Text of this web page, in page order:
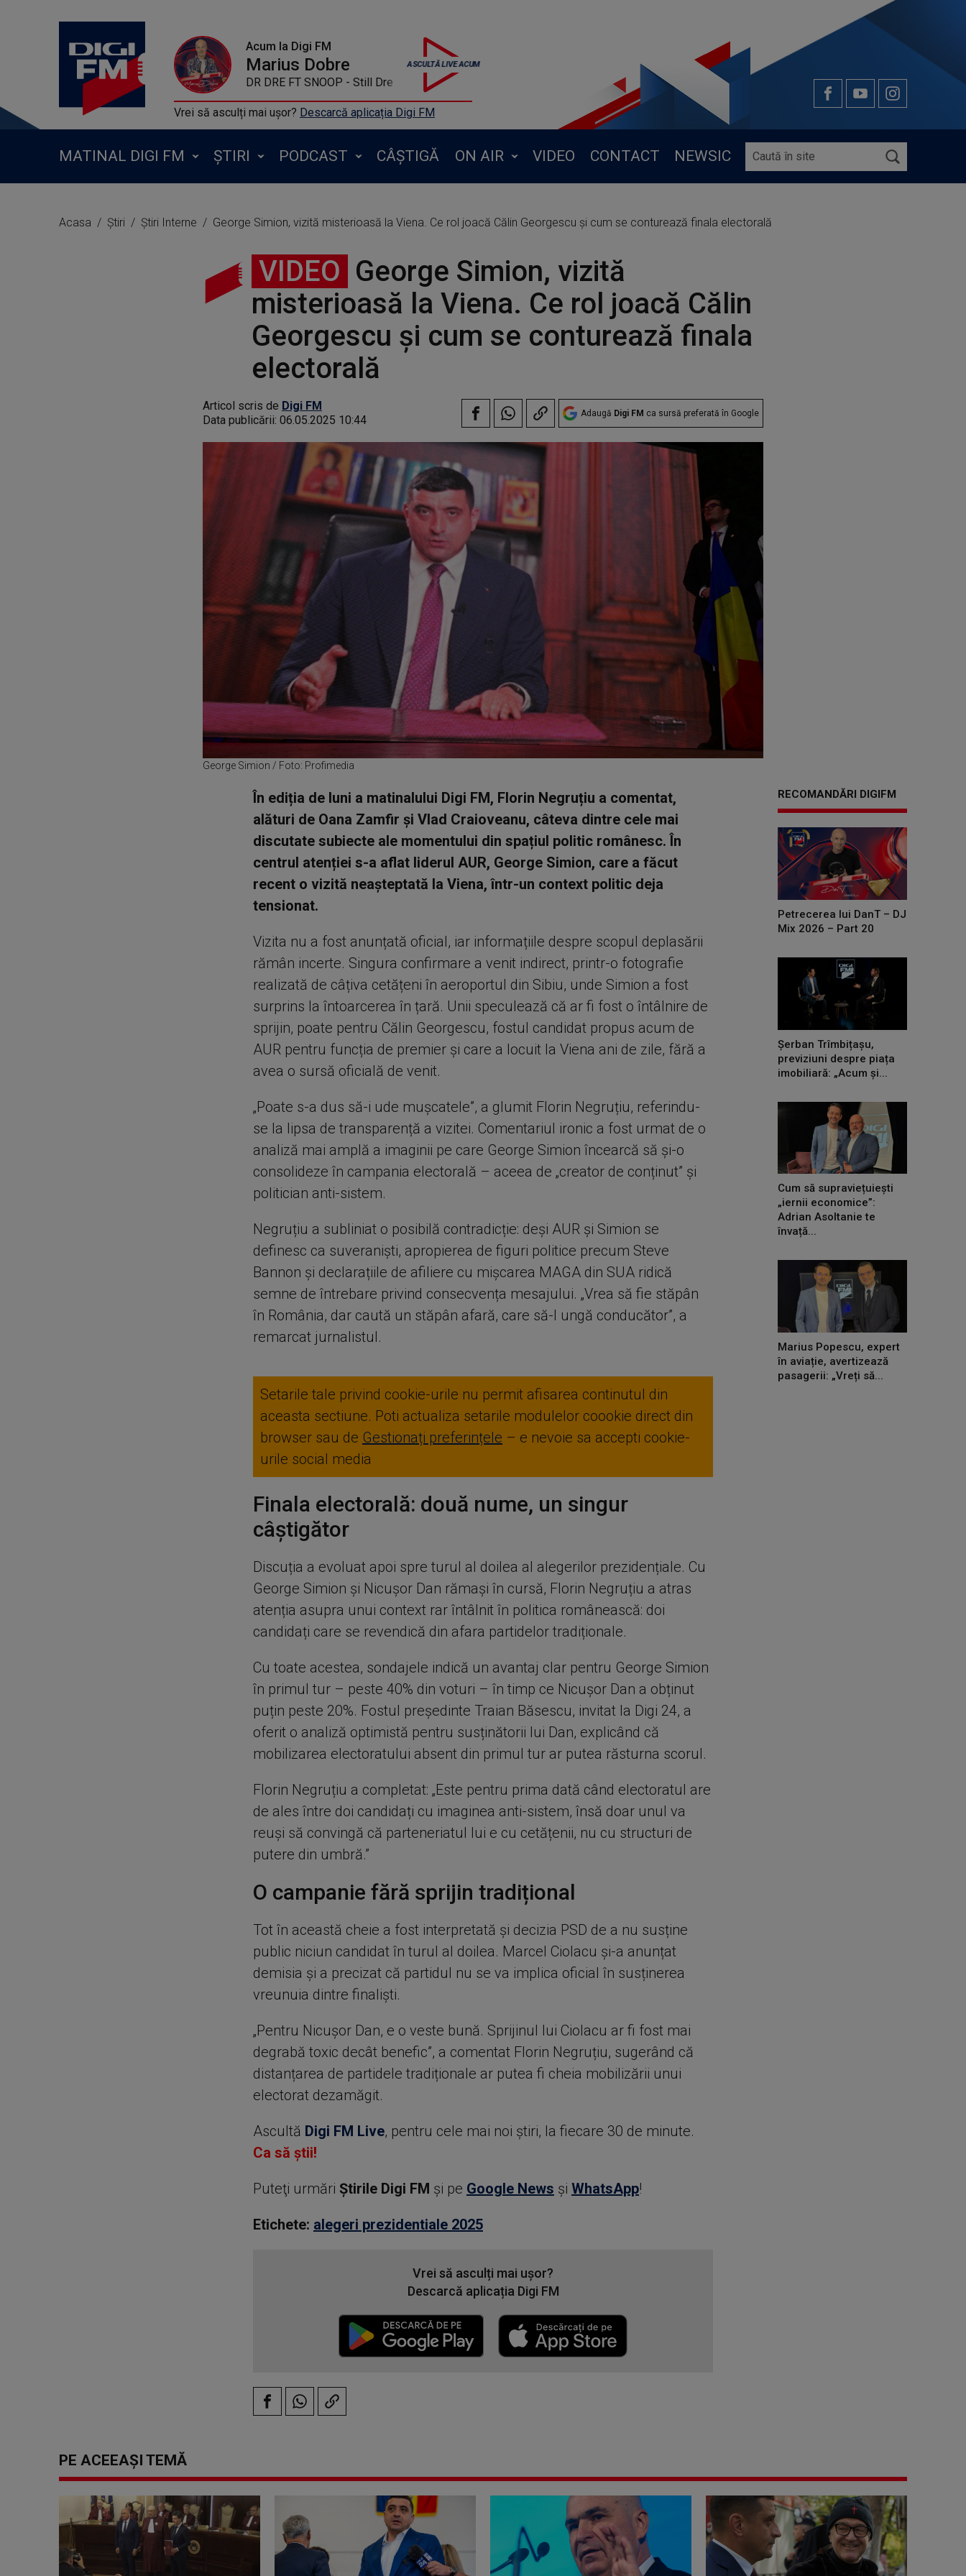
Acum la Digi FM
Marius Dobre
DR DRE FT SNOOP - Still Dre
Vrei să asculți mai ușor? Descarcă aplicația Digi FM
MATINAL DIGI FM ȘTIRI PODCAST CÂȘTIGĂ ON AIR VIDEO CONTACT NEWSIC
Acasa Știri Știri Interne George Simion, vizită misterioasă la Viena. Ce rol joacă Călin Georgescu și cum se conturează finala electorală
VIDEO George Simion, vizită
misterioasă la Viena. Ce rol joacă Călin
Georgescu și cum se conturează finala
electorală
Articol scris de Digi FM
Data publicării: 06.05.2025 10:44 Adaugă Digi FM ca sursă preferată în Google
George Simion / Foto: Profimedia
În ediția de luni a matinalului Digi FM, Florin Negruțiu a comentat,
alături de Oana Zamfir și Vlad Craioveanu, câteva dintre cele mai
discutate subiecte ale momentului din spațiul politic românesc. În
centrul atenției s-a aflat liderul AUR, George Simion, care a făcut
recent o vizită neașteptată la Viena, într-un context politic deja
tensionat.
Vizita nu a fost anunțată oficial, iar informațiile despre scopul deplasării
rămân incerte. Singura confirmare a venit indirect, printr-o fotografie
realizată de câțiva cetățeni în aeroportul din Sibiu, unde Simion a fost
surprins la întoarcerea în țară. Unii speculează că ar fi fost o întâlnire de
sprijin, poate pentru Călin Georgescu, fostul candidat propus acum de
AUR pentru funcția de premier și care a locuit la Viena ani de zile, fără a
avea o sursă oficială de venit.
„Poate s-a dus să-i ude mușcatele”, a glumit Florin Negruțiu, referindu-
se la lipsa de transparență a vizitei. Comentariul ironic a fost urmat de o
analiză mai amplă a imaginii pe care George Simion încearcă să și-o
consolideze în campania electorală – aceea de „creator de conținut” și
politician anti-sistem.
Negruțiu a subliniat o posibilă contradicție: deși AUR și Simion se
definesc ca suveraniști, apropierea de figuri politice precum Steve
Bannon și declarațiile de afiliere cu mișcarea MAGA din SUA ridică
semne de întrebare privind consecvența mesajului. „Vrea să fie stăpân
în România, dar caută un stăpân afară, care să-l ungă conducător”, a
remarcat jurnalistul.
Setarile tale privind cookie-urile nu permit afisarea continutul din
aceasta sectiune. Poti actualiza setarile modulelor coookie direct din
browser sau de Gestionați preferințele – e nevoie sa accepti cookie-
urile social media
Finala electorală: două nume, un singur
câștigător
Discuția a evoluat apoi spre turul al doilea al alegerilor prezidențiale. Cu
George Simion și Nicușor Dan rămași în cursă, Florin Negruțiu a atras
atenția asupra unui context rar întâlnit în politica românească: doi
candidați care se revendică din afara partidelor tradiționale.
Cu toate acestea, sondajele indică un avantaj clar pentru George Simion
în primul tur – peste 40% din voturi – în timp ce Nicușor Dan a obținut
puțin peste 20%. Fostul președinte Traian Băsescu, invitat la Digi 24, a
oferit o analiză optimistă pentru susținătorii lui Dan, explicând că
mobilizarea electoratului absent din primul tur ar putea răsturna scorul.
Florin Negruțiu a completat: „Este pentru prima dată când electoratul are
de ales între doi candidați cu imaginea anti-sistem, însă doar unul va
reuși să convingă că parteneriatul lui e cu cetățenii, nu cu structuri de
putere din umbră.”
O campanie fără sprijin tradițional
Tot în această cheie a fost interpretată și decizia PSD de a nu susține
public niciun candidat în turul al doilea. Marcel Ciolacu și-a anunțat
demisia și a precizat că partidul nu se va implica oficial în susținerea
vreunuia dintre finaliști.
„Pentru Nicușor Dan, e o veste bună. Sprijinul lui Ciolacu ar fi fost mai
degrabă toxic decât benefic”, a comentat Florin Negruțiu, sugerând că
distanțarea de partidele tradiționale ar putea fi cheia mobilizării unui
electorat dezamăgit.
Ascultă Digi FM Live, pentru cele mai noi știri, la fiecare 30 de minute.
Ca să știi!
Puteţi urmări Știrile Digi FM şi pe Google News şi WhatsApp!
Etichete: alegeri prezidentiale 2025
Vrei să asculți mai ușor?
Descarcă aplicația Digi FM
RECOMANDĂRI DIGIFM
Petrecerea lui DanT – DJ
Mix 2026 – Part 20
Șerban Trîmbițașu,
previziuni despre piața
imobiliară: „Acum și...
Cum să supraviețuiești
„iernii economice”:
Adrian Asoltanie te
învață...
Marius Popescu, expert
în aviație, avertizează
pasagerii: „Vreți să...
PE ACEEAȘI TEMĂ